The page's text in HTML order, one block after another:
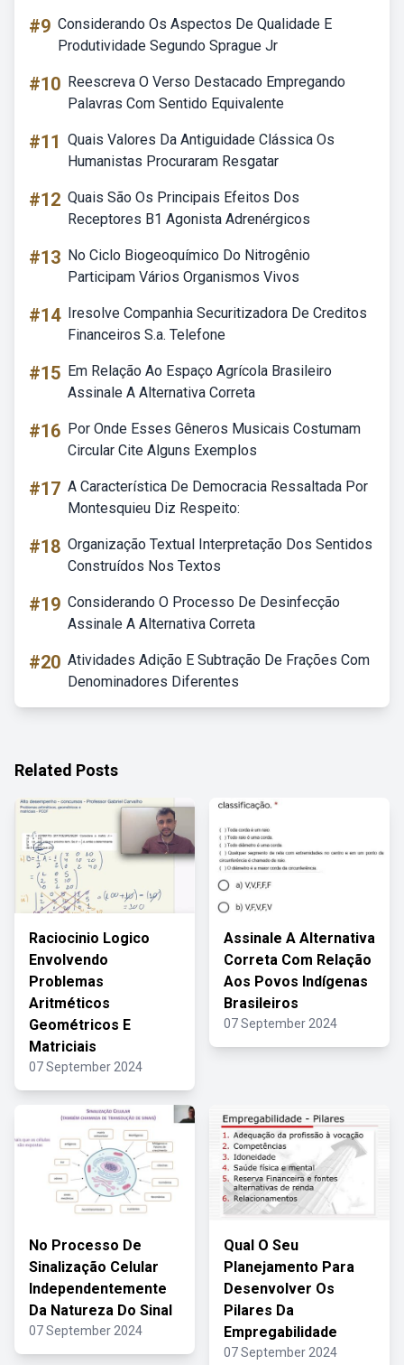
#9 Considerando Os Aspectos De Qualidade E
Produtividade Segundo Sprague Jr
#10 Reescreva O Verso Destacado Empregando
Palavras Com Sentido Equivalente
#11 Quais Valores Da Antiguidade Clássica Os
Humanistas Procuraram Resgatar
#12 Quais São Os Principais Efeitos Dos
Receptores B1 Agonista Adrenérgicos
#13 No Ciclo Biogeoquímico Do Nitrogênio
Participam Vários Organismos Vivos
#14 Iresolve Companhia Securitizadora De Creditos
Financeiros S.a. Telefone
#15 Em Relação Ao Espaço Agrícola Brasileiro
Assinale A Alternativa Correta
#16 Por Onde Esses Gêneros Musicais Costumam
Circular Cite Alguns Exemplos
#17 A Característica De Democracia Ressaltada Por
Montesquieu Diz Respeito:
#18 Organização Textual Interpretação Dos Sentidos
Construídos Nos Textos
#19 Considerando O Processo De Desinfecção
Assinale A Alternativa Correta
#20 Atividades Adição E Subtração De Frações Com
Denominadores Diferentes
Related Posts
Raciocinio Logico
Envolvendo
Problemas
Aritméticos
Geométricos E
Matriciais
07 September 2024
Assinale A Alternativa
Correta Com Relação
Aos Povos Indígenas
Brasileiros
07 September 2024
No Processo De
Sinalização Celular
Independentemente
Da Natureza Do Sinal
07 September 2024
Qual O Seu
Planejamento Para
Desenvolver Os
Pilares Da
Empregabilidade
07 September 2024